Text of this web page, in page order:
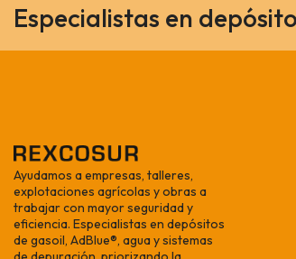
Especialistas en
Ayudamos a empresas, talleres,
explotaciones agrícolas y obras a
trabajar con mayor seguridad y
eficiencia. Especialistas en depósitos
de gasoil, AdBlue®, agua y sistemas